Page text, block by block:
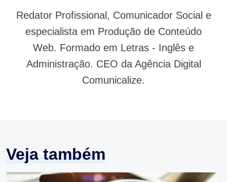
Redator Profissional, Comunicador Social e
especialista em Produção de Conteúdo
Web. Formado em Letras - Inglês e
Administração. CEO da Agência Digital
Comunicalize.
Veja também